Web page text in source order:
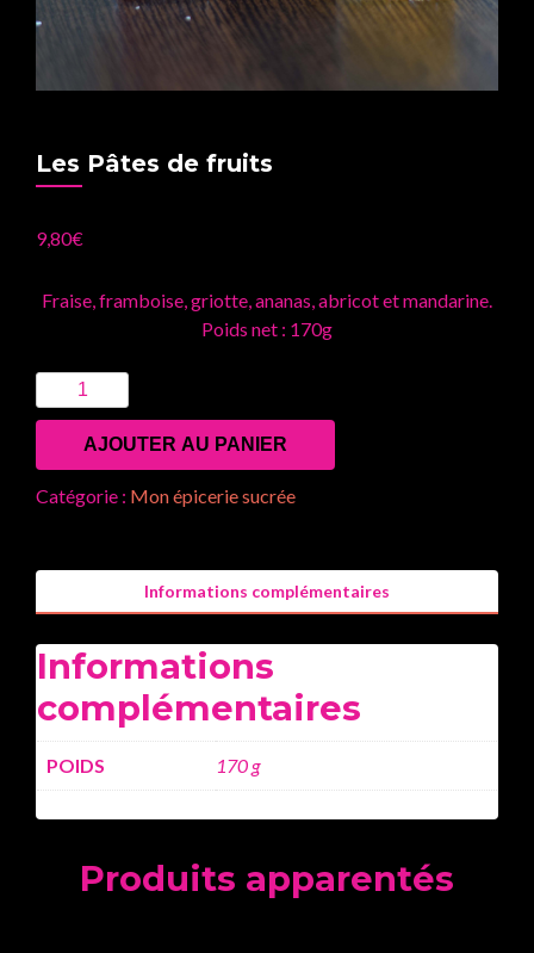
Les Pâtes de fruits
9,80€
Fraise, framboise, griotte, ananas, abricot et mandarine.
Poids net : 170g
Quantité
AJOUTER AU PANIER
Catégorie : Mon épicerie sucrée
Informations complémentaires
Informations
complémentaires
POIDS 170 g
Produits apparentés